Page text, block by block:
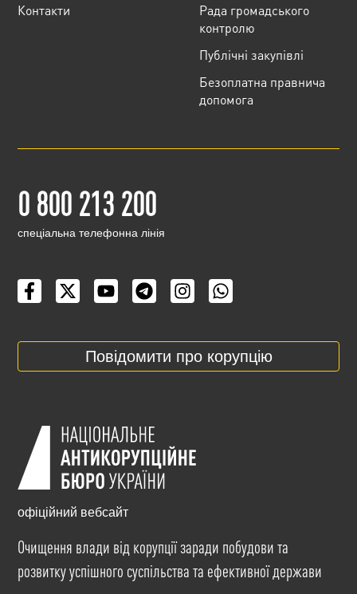
Контакти
Рада громадського
контролю
Публічні закупівлі
Безоплатна правнича
допомога
0 800 213 200
cпеціальна телефонна лінія
Повідомити про корупцію
офіційний вебсайт
Очищення влади від корупції заради побудови та
розвитку успішного суспільства та ефективної держави